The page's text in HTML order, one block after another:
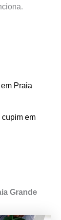
Praia
em
Grande